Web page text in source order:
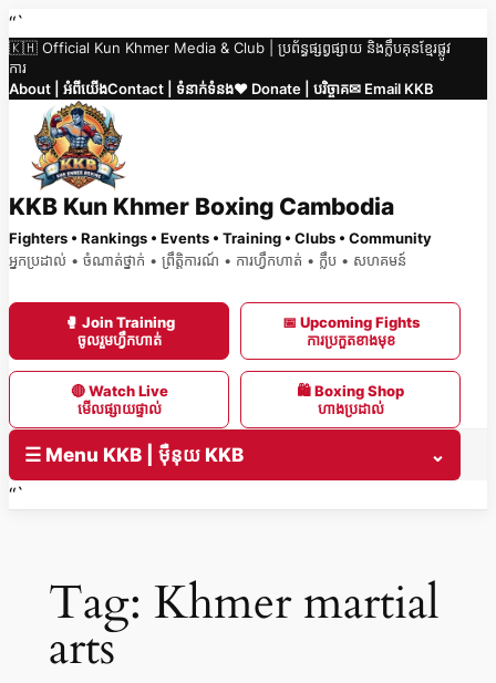
Skip
to
content
“`
🇰🇭 Official Kun Khmer Media & Club | ប្រព័ន្ធផ្សព្វផ្សាយ និងក្លឹបគុនខ្មែរផ្លូវ
ការ
About | អំពីយើងContact | ទំនាក់ទំនង❤️ Donate | បរិច្ចាគ✉ Email KKB
KKB Kun Khmer Boxing Cambodia
Fighters • Rankings • Events • Training • Clubs • Community
អ្នកប្រដាល់ • ចំណាត់ថ្នាក់ • ព្រឹត្តិការណ៍ • ការហ្វឹកហាត់ • ក្លឹប • សហគមន៍
🥊 Join Training
ចូលរួមហ្វឹកហាត់
📅 Upcoming Fights
ការប្រកួតខាងមុខ
🔴 Watch Live
មើលផ្សាយផ្ទាល់
🛍 Boxing Shop
ហាងប្រដាល់
☰ Menu KKB | ម៉ឺនុយ KKB
⌄
“`
Tag: Khmer martial
arts